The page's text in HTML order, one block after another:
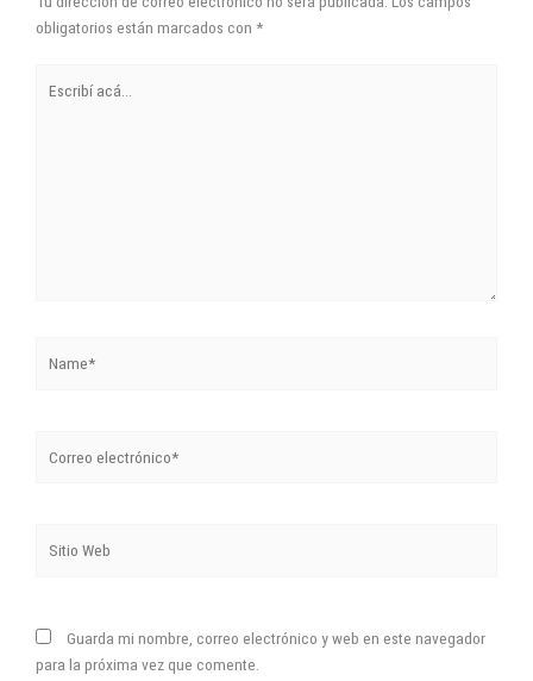
obligatorios están marcados con *
acá...
electrónico*
Web
Guarda mi nombre, correo electrónico y web en este navegador
para la próxima vez que comente.